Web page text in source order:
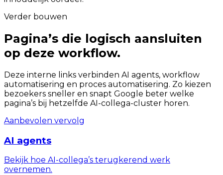
Verder bouwen
Pagina’s die logisch aansluiten
op deze workflow.
Deze interne links verbinden AI agents, workflow
automatisering en proces automatisering. Zo kiezen
bezoekers sneller en snapt Google beter welke
pagina’s bij hetzelfde AI-collega-cluster horen.
Aanbevolen vervolg
AI agents
Bekijk hoe AI-collega’s terugkerend werk
overnemen.